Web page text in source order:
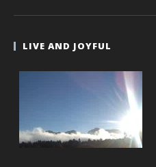
LIVE AND JOYFUL